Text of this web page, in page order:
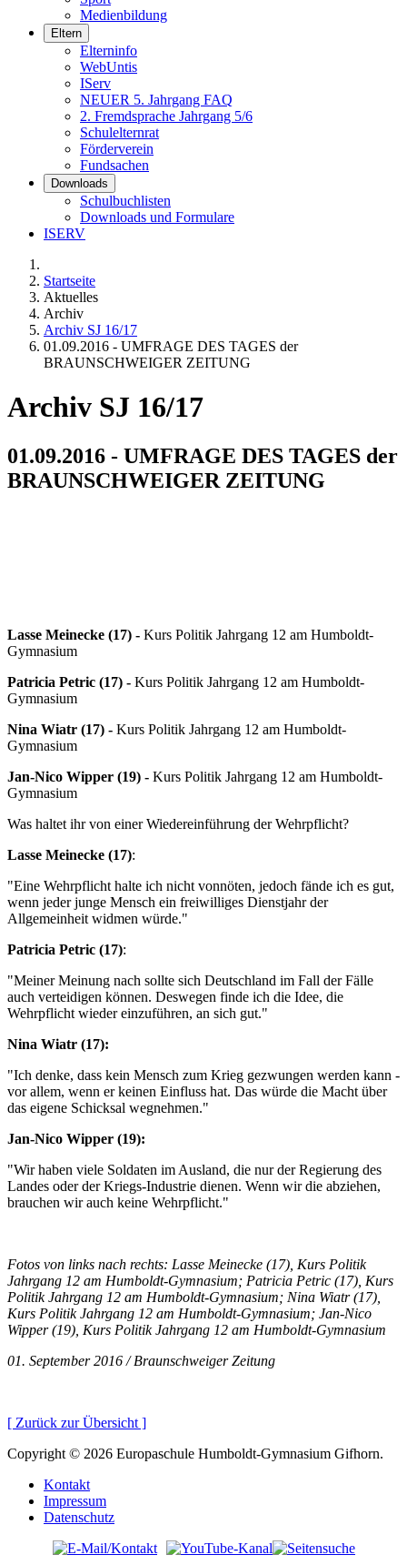
Medienbildung
Eltern
Elterninfo
WebUntis
IServ
NEUER 5. Jahrgang FAQ
2. Fremdsprache Jahrgang 5/6
Schulelternrat
Förderverein
Fundsachen
Downloads
Schulbuchlisten
Downloads und Formulare
ISERV
Startseite
Aktuelles
Archiv
Archiv SJ 16/17
01.09.2016 - UMFRAGE DES TAGES der
BRAUNSCHWEIGER ZEITUNG
Archiv SJ 16/17
01.09.2016 - UMFRAGE DES TAGES der
BRAUNSCHWEIGER ZEITUNG
Lasse Meinecke (17) - Kurs Politik Jahrgang 12 am Humboldt-
Gymnasium
Patricia Petric (17) - Kurs Politik Jahrgang 12 am Humboldt-
Gymnasium
Nina Wiatr (17) - Kurs Politik Jahrgang 12 am Humboldt-
Gymnasium
Jan-Nico Wipper (19) - Kurs Politik Jahrgang 12 am Humboldt-
Gymnasium
Was haltet ihr von einer Wiedereinführung der Wehrpflicht?
Lasse Meinecke (17):
"Eine Wehrpflicht halte ich nicht vonnöten, jedoch fände ich es gut,
wenn jeder junge Mensch ein freiwilliges Dienstjahr der
Allgemeinheit widmen würde."
Patricia Petric (17):
"Meiner Meinung nach sollte sich Deutschland im Fall der Fälle
auch verteidigen können. Deswegen finde ich die Idee, die
Wehrpflicht wieder einzuführen, an sich gut."
Nina Wiatr (17):
"Ich denke, dass kein Mensch zum Krieg gezwungen werden kann -
vor allem, wenn er keinen Einfluss hat. Das würde die Macht über
das eigene Schicksal wegnehmen."
Jan-Nico Wipper (19):
"Wir haben viele Soldaten im Ausland, die nur der Regierung des
Landes oder der Kriegs-Industrie dienen. Wenn wir die abziehen,
brauchen wir auch keine Wehrpflicht."
Fotos von links nach rechts: Lasse Meinecke (17), Kurs Politik
Jahrgang 12 am Humboldt-Gymnasium; Patricia Petric (17), Kurs
Politik Jahrgang 12 am Humboldt-Gymnasium; Nina Wiatr (17),
Kurs Politik Jahrgang 12 am Humboldt-Gymnasium; Jan-Nico
Wipper (19), Kurs Politik Jahrgang 12 am Humboldt-Gymnasium
01. September 2016 / Braunschweiger Zeitung
[ Zurück zur Übersicht ]
Copyright © 2026 Europaschule Humboldt-Gymnasium Gifhorn.
Kontakt
Impressum
Datenschutz